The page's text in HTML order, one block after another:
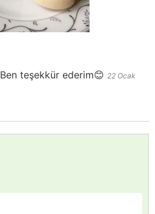
Ben teşekkür ederim😊 22 Ocak